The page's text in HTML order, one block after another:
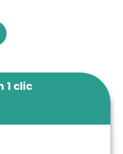
1 clic